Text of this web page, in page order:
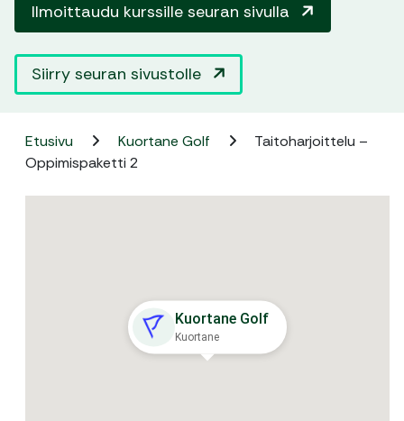
Ilmoittaudu kurssille seuran sivulla
Siirry seuran sivustolle
Etusivu Kuortane Golf
Taitoharjoittelu –
Oppimispaketti 2
Kuortane Golf
Kuortane